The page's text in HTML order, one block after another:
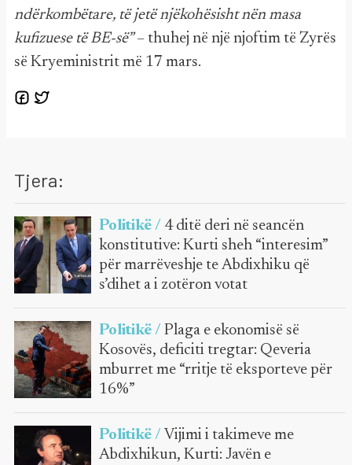
ndërkombëtare, të jetë njëkohësisht nën masa
kufizuese të BE-së”– thuhej në një njoftim të Zyrës
së Kryeministrit më 17 mars.
Tjera:
Politikë / 4 ditë deri në seancën
konstitutive: Kurti sheh “interesim”
për marrëveshje te Abdixhiku që
s’dihet a i zotëron votat
Politikë / Plaga e ekonomisë së
Kosovës, deficiti tregtar: Qeveria
mburret me “rritje të eksporteve për
16%”
Politikë / Vijimi i takimeve me
Abdixhikun, Kurti: Javën e